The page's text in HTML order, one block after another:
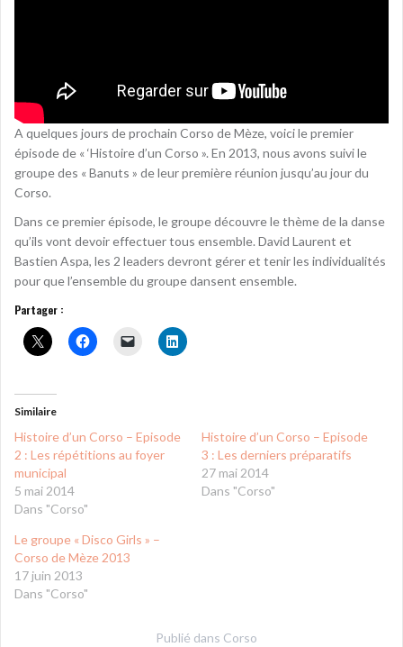
A quelques jours de prochain Corso de Mèze, voici le premier
épisode de « ‘Histoire d’un Corso ». En 2013, nous avons suivi le
groupe des « Banuts » de leur première réunion jusqu’au jour du
Corso.
Dans ce premier épisode, le groupe découvre le thème de la danse
qu’ils vont devoir effectuer tous ensemble. David Laurent et
Bastien Aspa, les 2 leaders devront gérer et tenir les individualités
pour que l’ensemble du groupe dansent ensemble.
Partager :
Similaire
Histoire d’un Corso – Episode
2 : Les répétitions au foyer
municipal
5 mai 2014
Dans "Corso"
Histoire d’un Corso – Episode
3 : Les derniers préparatifs
27 mai 2014
Dans "Corso"
Le groupe « Disco Girls » –
Corso de Mèze 2013
17 juin 2013
Dans "Corso"
Publié dans Corso